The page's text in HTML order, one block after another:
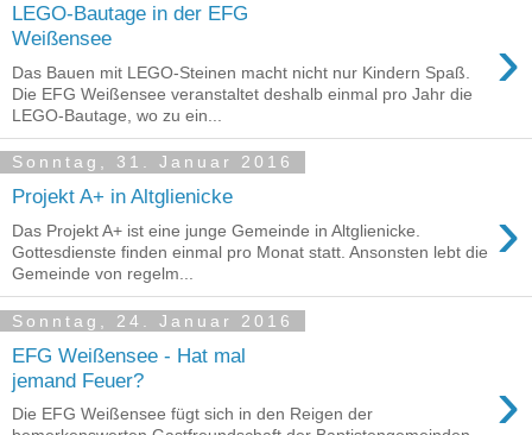
LEGO-Bautage in der EFG
Weißensee
›
Das Bauen mit LEGO-Steinen macht nicht nur Kindern Spaß.
Die EFG Weißensee veranstaltet deshalb einmal pro Jahr die
LEGO-Bautage, wo zu ein...
Sonntag, 31. Januar 2016
Projekt A+ in Altglienicke ›
Das Projekt A+ ist eine junge Gemeinde in Altglienicke.
Gottesdienste finden einmal pro Monat statt. Ansonsten lebt die
Gemeinde von regelm...
Sonntag, 24. Januar 2016
EFG Weißensee - Hat mal
jemand Feuer?
›
Die EFG Weißensee fügt sich in den Reigen der